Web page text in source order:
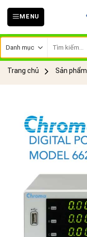
Skip
MENU
kiếm:
Trang chủ Sản phẩm